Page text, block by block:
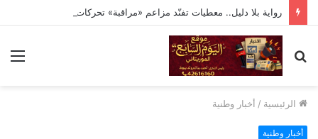
رواية بلا دليل.. معطيات تفنّد مزاعم «مراقبة» تحركات ولد حدمين
بحث
عن
الرئيسية / أخبار وطنية
أخبار وطنية